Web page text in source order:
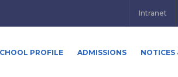
Intranet
PROFILE ADMISSIONS NOTICES